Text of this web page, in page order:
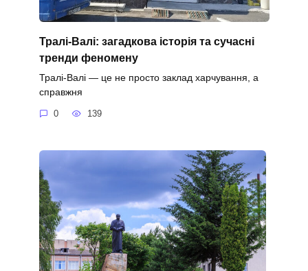
Тралі-Валі: загадкова історія та сучасні
тренди феномену
Тралі-Валі — це не просто заклад харчування, а
справжня
0 139